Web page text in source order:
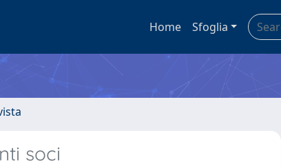
Home Sfoglia
soci